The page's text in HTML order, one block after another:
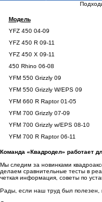
Модель
YFZ 450 04-09
YFZ 450 R 09-11
YFZ 450 X 09-11
450 Rhino 06-08
YFM 550 Grizzly 09
YFM 550 Grizzly W/EPS 09
YFM 660 R Raptor 01-05
YFM 700 Grizzly 07-09
YFM 700 Grizzly w/EPS 08-10
YFM 700 R Raptor 06-11
Команда «Квадродел» работает
Мы следим за новинками
делаем сравнительные тесты в
четкая информация, советы по
Рады, если наш труд был полезен,